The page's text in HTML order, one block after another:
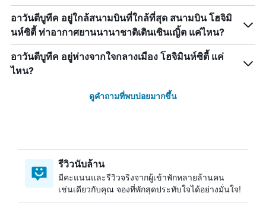
อาวันตีบูทีค อยู่ใกล้สนามบินที่ใกล้ที่สุด สนามบิน โฮจิมิ
นห์ซิตี้ ท่าอากาศยานนานาชาติเตินเซินเญิ้ต แค่ไหน?
อาวันตีบูทีค อยู่ห่างจากใจกลางเมือง โฮจิมินห์ซิตี้ แค่
ไหน?
ดูคำถามที่พบบ่อยมากขึ้น
รีวิวนับล้าน
มีคะแนนและรีวิวจริงจากผู้เข้าพักหลายล้านคน
เช่นเดียวกับคุณ จองที่พักสุดประทับใจได้อย่างมั่นใจ!